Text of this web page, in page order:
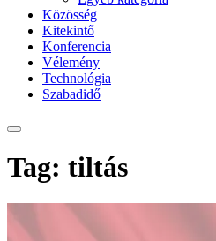
Közösség
Kitekintő
Konferencia
Vélemény
Technológia
Szabadidő
Tag: tiltás